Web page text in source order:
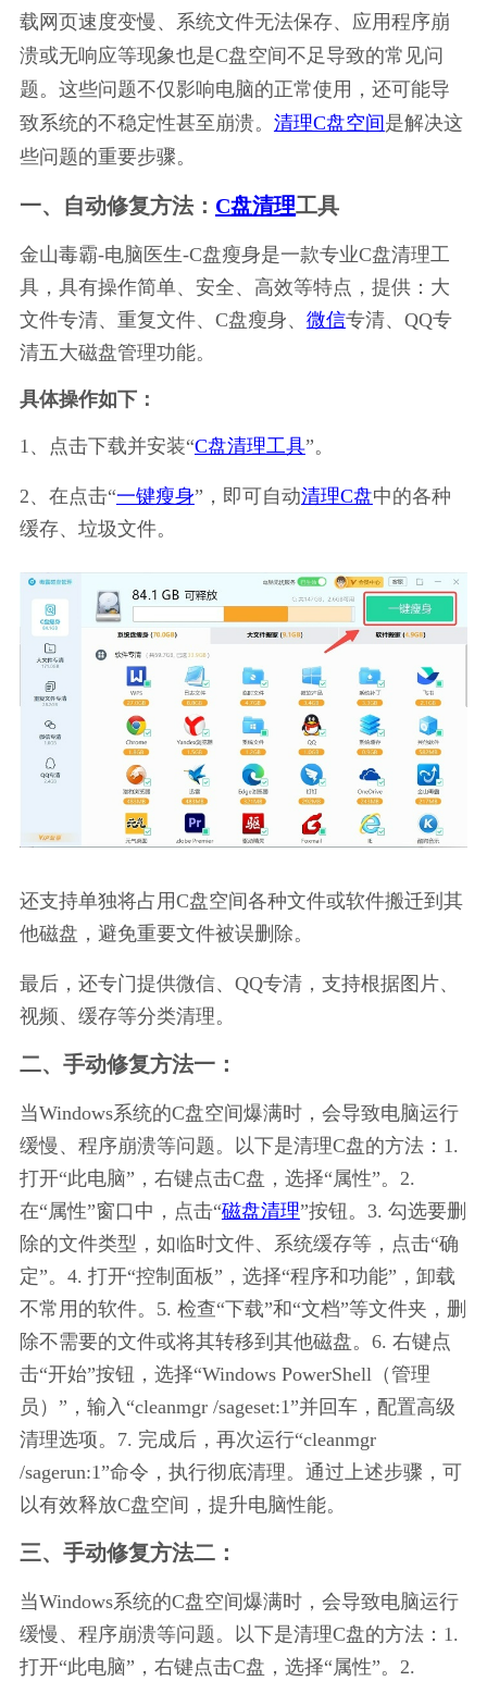
载网页速度变慢、系统文件无法保存、应用程序崩
溃或无响应等现象也是C盘空间不足导致的常见问
题。这些问题不仅影响电脑的正常使用，还可能导
致系统的不稳定性甚至崩溃。 清理C盘空间是解决这
些问题的重要步骤。
一、自动修复方法： C盘清理工具
金山毒霸-电脑医生-C盘瘦身是一款专业C盘清理工
具，具有操作简单、安全、高效等特点，提供：大
文件专清、重复文件、C盘瘦身、 微信专清、QQ专
清五大磁盘管理功能。
具体操作如下：
1、点击下载并安装“C盘清理工具”。
2、在点击“一键瘦身”，即可自动清理C盘中的各种
缓存、垃圾文件。
还支持单独将占用C盘空间各种文件或软件搬迁到其
他磁盘，避免重要文件被误删除。
最后，还专门提供微信、QQ专清，支持根据图片、
视频、缓存等分类清理。
二、手动修复方法一：
当Windows系统的C盘空间爆满时，会导致电脑运行
缓慢、程序崩溃等问题。以下是清理C盘的方法：1.
打开“此电脑”，右键点击C盘，选择“属性”。2.
在“属性”窗口中，点击“磁盘清理”按钮。3. 勾选要删
除的文件类型，如临时文件、系统缓存等，点击“确
定”。4. 打开“控制面板”，选择“程序和功能”，卸载
不常用的软件。5. 检查“下载”和“文档”等文件夹，删
除不需要的文件或将其转移到其他磁盘。6. 右键点
击“开始”按钮，选择“Windows PowerShell（管理
员）”，输入“cleanmgr /sageset:1”并回车，配置高级
清理选项。7. 完成后，再次运行“cleanmgr
/sagerun:1”命令，执行彻底清理。通过上述步骤，可
以有效释放C盘空间，提升电脑性能。
三、手动修复方法二：
当Windows系统的C盘空间爆满时，会导致电脑运行
缓慢、程序崩溃等问题。以下是清理C盘的方法：1.
打开“此电脑”，右键点击C盘，选择“属性”。2.